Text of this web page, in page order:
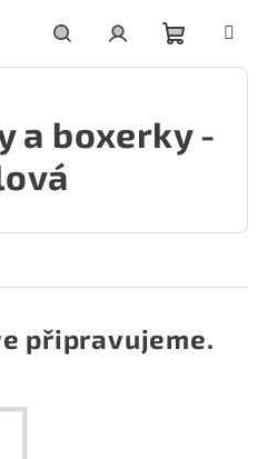
HledatPřihlášeníNákupní
košík
a boxerky -
připravujeme.